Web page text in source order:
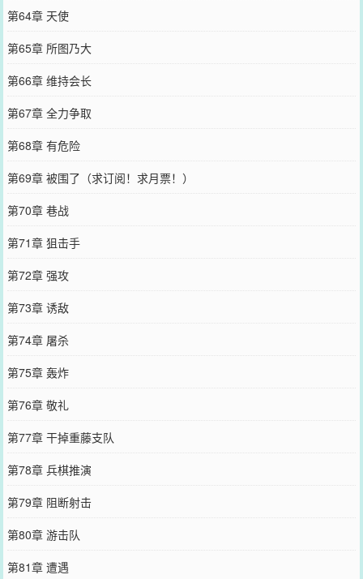
第64章 天使
第65章 所图乃大
第66章 维持会长
第67章 全力争取
第68章 有危险
第69章 被围了（求订阅！求月票！）
第70章 巷战
第71章 狙击手
第72章 强攻
第73章 诱敌
第74章 屠杀
第75章 轰炸
第76章 敬礼
第77章 干掉重藤支队
第78章 兵棋推演
第79章 阻断射击
第80章 游击队
第81章 遭遇